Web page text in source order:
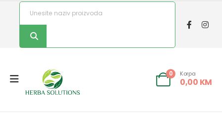
0 Korpa
0,00 KM